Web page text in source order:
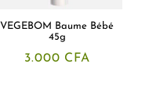
VEGEBOM Baume Bébé
45g
3.000 CFA